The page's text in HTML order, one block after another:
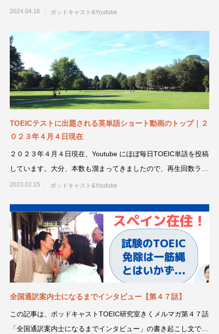
podca
2024.04.16 ポッドキャスト&Youtube
TOEICテストに出題される英単語ショート動画のトップ｜２
０２３年４月４日現在
２０２３年４月４日現在、Youtube にほぼ毎日TOEIC単語を投稿
しています。大分、本数も溜まってきましたので、再生回数ラン
キン
2023.02.15 ポッドキャスト&Youtube
全国通訳案内士になるまでインタビュー【第４７話】
この記事は、ポッドキャストTOEIC研究室きくメルマガ第４７話
「全国通訳案内士になるまでインタビュー」の書き起こし文で